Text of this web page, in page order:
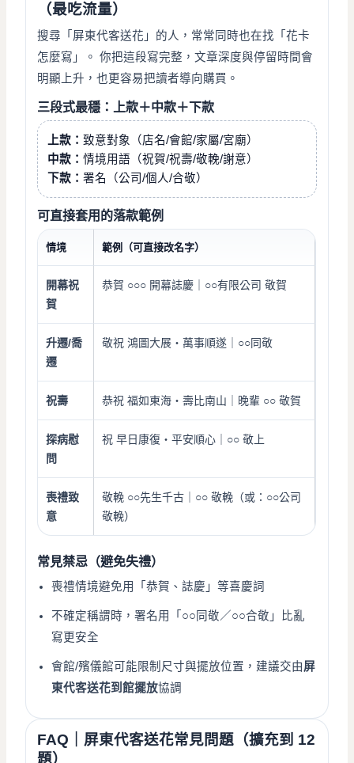
（最吃流量）
搜尋「屏東代客送花」的人，常常同時也在找「花卡
怎麼寫」。 你把這段寫完整，文章深度與停留時間會
明顯上升，也更容易把讀者導向購買。
三段式最穩：上款＋中款＋下款
上款：致意對象（店名/會館/家屬/宮廟）
中款：情境用語（祝賀/祝壽/敬輓/謝意）
下款：署名（公司/個人/合敬）
可直接套用的落款範例
情境 範例（可直接改名字）
開幕祝
賀
恭賀 ○○○ 開幕誌慶｜○○有限公司 敬賀
升遷/喬
遷
敬祝 鴻圖大展・萬事順遂｜○○同敬
祝壽 恭祝 福如東海・壽比南山｜晚輩 ○○ 敬賀
探病慰
問
祝 早日康復・平安順心｜○○ 敬上
喪禮致
意
敬輓 ○○先生千古｜○○ 敬輓（或：○○公司
敬輓）
常見禁忌（避免失禮）
喪禮情境避免用「恭賀、誌慶」等喜慶詞
不確定稱謂時，署名用「○○同敬／○○合敬」比亂
寫更安全
會館/殯儀館可能限制尺寸與擺放位置，建議交由屏
東代客送花到館擺放協調
FAQ｜屏東代客送花常見問題（擴充到 12
題）